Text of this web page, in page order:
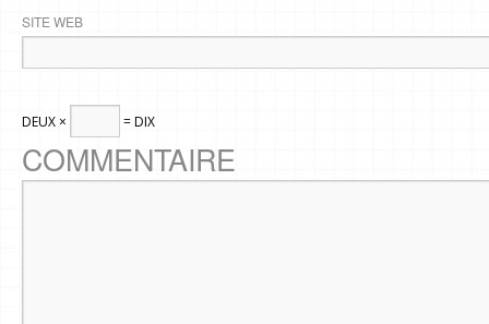
SITE WEB
DEUX × = DIX
COMMENTAIRE